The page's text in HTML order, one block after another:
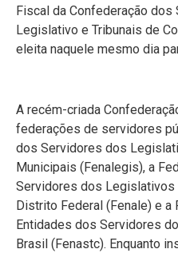
Fiscal da Confederação
Legislativo e Tribunais de
eleita naquele mesmo dia
A recém-criada
federações de servidores
dos Servidores dos
Municipais (Fenalegis), a
Servidores dos Legislativos
Distrito Federal (Fenale) e a
Entidades dos Servidores
Brasil (Fenastc). Enquanto